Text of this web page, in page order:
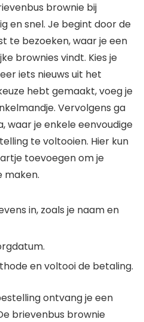
brownie bij
en snel. Je begint door de
te bezoeken, waar je een
brownies vindt. Kies je
iets nieuws uit het
hebt gemaakt, voeg je
Vervolgens ga
waar je enkele eenvoudige
te voltooien. Hier kun
toevoegen om je
maken.
in, zoals je naam en
en voltooi de betaling.
ontvang je een
brievenbus brownie